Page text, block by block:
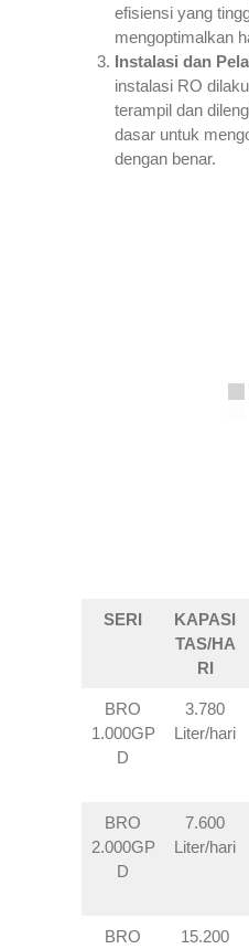
efisiensi yang
mengoptimalkan
Instalasi dan
instalasi RO
terampil dan
dasar untuk
dengan benar.
SERI
KAPASI
TAS/HA
RI
BRO
1.000GP
D
3.780
Liter/hari
BRO
2.000GP
D
7.600
Liter/hari
BRO
15.200